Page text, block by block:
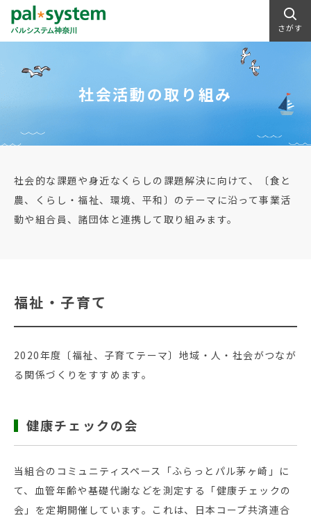
さがす
社会活動の取り組み
社会的な課題や身近なくらしの課題解決に向けて、〔食と
農、くらし・福祉、環境、平和〕のテーマに沿って事業活
動や組合員、諸団体と連携して取り組みます。
福祉・子育て
2020年度〔福祉、子育てテーマ〕地域・人・社会がつなが
る関係づくりをすすめます。
健康チェックの会
当組合のコミュニティスペース「ふらっとパル茅ヶ崎」に
て、血管年齢や基礎代謝などを測定する「健康チェックの
会」を定期開催しています。これは、日本コープ共済連合